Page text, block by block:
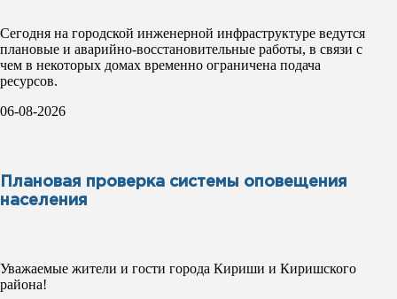
Сегодня на городской инженерной инфраструктуре ведутся
плановые и аварийно-восстановительные работы, в связи с
чем в некоторых домах временно ограничена подача
ресурсов.
06-08-2026
Плановая проверка системы оповещения
населения
Уважаемые жители и гости города Кириши и Киришского
района!